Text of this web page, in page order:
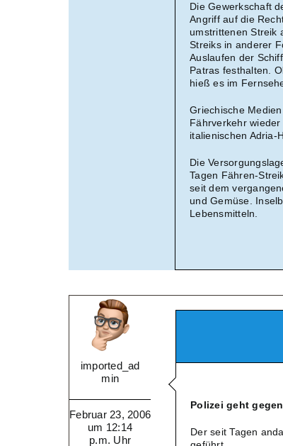
Die Gewerkschaft
Angriff auf die
umstrittenen Streik
Streiks in anderer
Auslaufen der
Patras festhalten.
hieß es im
Griechische
Fährverkehr
italienischen Adria-
Die
Tagen Fähren-
seit dem
und Gemüse.
Lebensmitteln.
imported_ad
min
Februar 23, 2006
um 12:14
p.m. Uhr
Polizei geht
Der seit Tagen